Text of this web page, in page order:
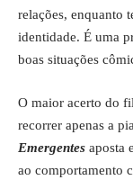
relações, enquanto
identidade. É uma
boas situações
O maior acerto do
recorrer apenas a
Emergentes aposta
ao comportamento